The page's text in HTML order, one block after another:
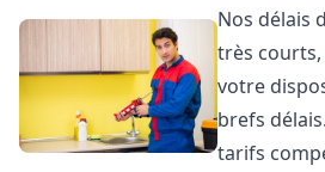
Nos délais
très
votre
brefs
tarifs